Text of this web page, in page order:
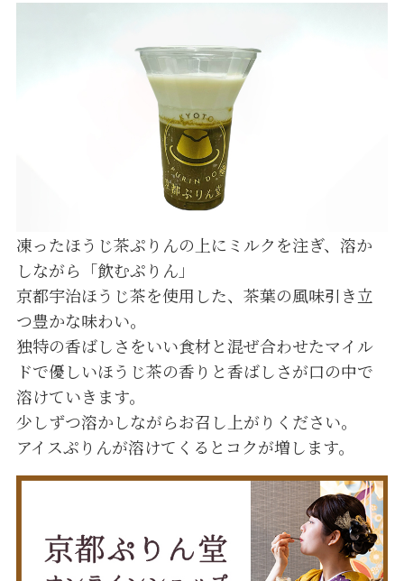
凍ったほうじ茶ぷりんの上にミルクを注ぎ、溶か
しながら「飲むぷりん」
京都宇治ほうじ茶を使用した、茶葉の風味引き立
つ豊かな味わい。
独特の香ばしさをいい食材と混ぜ合わせたマイル
ドで優しいほうじ茶の香りと香ばしさが口の中で
溶けていきます。
少しずつ溶かしながらお召し上がりください。
アイスぷりんが溶けてくるとコクが増します。